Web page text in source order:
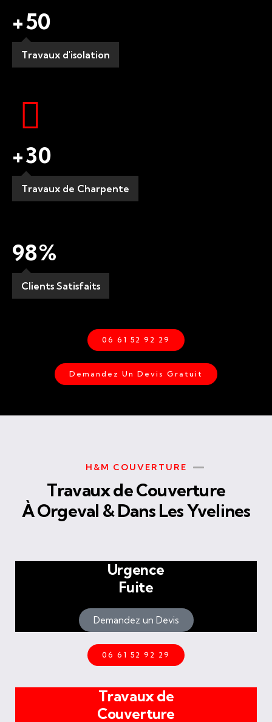
+50
Travaux d'isolation
+30
Travaux de Charpente
98%
Clients Satisfaits
06 61 52 92 29
Demandez Un Devis Gratuit
H&M COUVERTURE
Travaux de Couverture
À Orgeval & Dans Les Yvelines
Urgence
Fuite
Demandez un Devis
06 61 52 92 29
Travaux de
Couverture